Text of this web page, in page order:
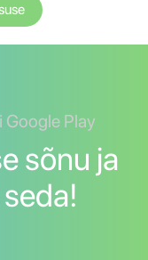
Google Play
sõnu ja